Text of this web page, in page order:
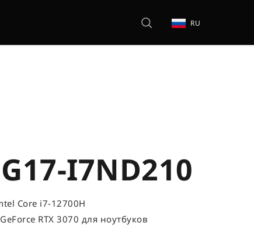
RU
I7ND210
Core i7-12700H
RTX 3070 для ноутбуков